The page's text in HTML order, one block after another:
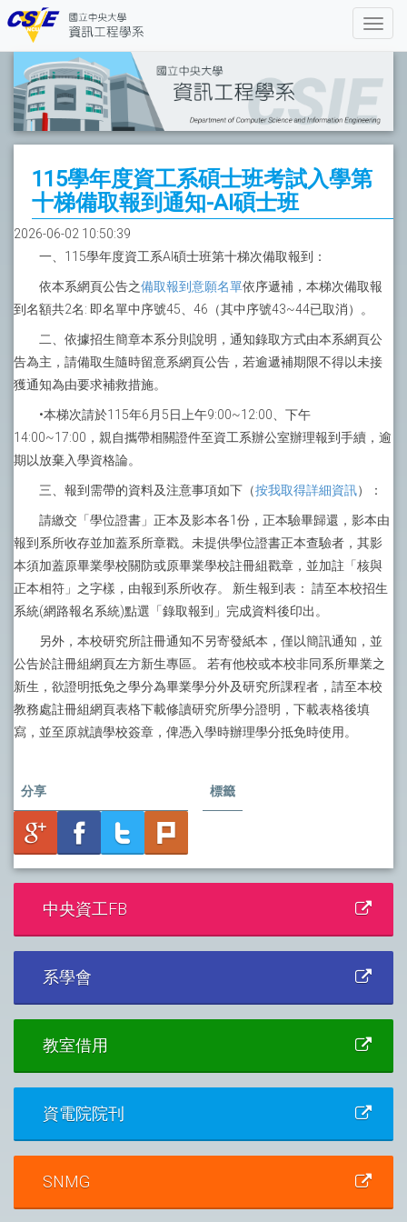
115學年度資工系碩士班考試入學第
十梯備取報到通知-AI碩士班
2026-06-02 10:50:39
一、115學年度資工系AI碩士班第十梯次備取報到：
依本系網頁公告之備取報到意願名單依序遞補，本梯次備取報
到名額共2名: 即名單中序號45、46（其中序號43~44已取消）。
二、依據招生簡章本系分則說明，通知錄取方式由本系網頁公
告為主，請備取生隨時留意系網頁公告，若逾遞補期限不得以未接
獲通知為由要求補救措施。
•本梯次請於115年6月5日上午9:00~12:00、下午
14:00~17:00，親自攜帶相關證件至資工系辦公室辦理報到手續，逾
期以放棄入學資格論。
三、報到需帶的資料及注意事項如下（按我取得詳細資訊）：
請繳交「學位證書」正本及影本各1份，正本驗畢歸還，影本由
報到系所收存並加蓋系所章戳。未提供學位證書正本查驗者，其影
本須加蓋原畢業學校關防或原畢業學校註冊組戳章，並加註「核與
正本相符」之字樣，由報到系所收存。 新生報到表： 請至本校招生
系統(網路報名系統)點選「錄取報到」完成資料後印出。
另外，本校研究所註冊通知不另寄發紙本，僅以簡訊通知，並
公告於註冊組網頁左方新生專區。 若有他校或本校非同系所畢業之
新生，欲證明抵免之學分為畢業學分外及研究所課程者，請至本校
教務處註冊組網頁表格下載修讀研究所學分證明，下載表格後填
寫，並至原就讀學校簽章，俾憑入學時辦理學分抵免時使用。
分享 標籤
中央資工FB
系學會
教室借用
資電院院刊
SNMG